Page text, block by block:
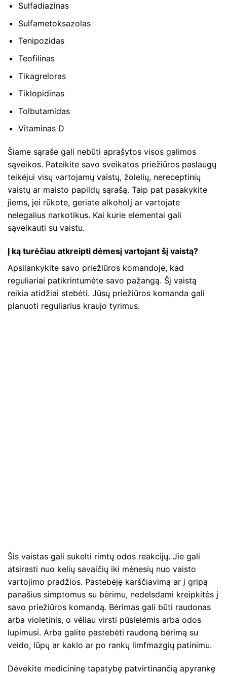
Sulfadiazinas
Sulfametoksazolas
Tenipozidas
Teofilinas
Tikagreloras
Tiklopidinas
Tolbutamidas
Vitaminas D
Šiame sąraše gali nebūti aprašytos visos galimos
sąveikos. Pateikite savo sveikatos priežiūros paslaugų
teikėjui visų vartojamų vaistų, žolelių, nereceptinių
vaistų ar maisto papildų sąrašą. Taip pat pasakykite
jiems, jei rūkote, geriate alkoholį ar vartojate
nelegalius narkotikus. Kai kurie elementai gali
sąveikauti su vaistu.
Į ką turėčiau atkreipti dėmesį vartojant šį vaistą?
Apsilankykite savo priežiūros komandoje, kad
reguliariai patikrintumėte savo pažangą. Šį vaistą
reikia atidžiai stebėti. Jūsų priežiūros komanda gali
planuoti reguliarius kraujo tyrimus.
Šis vaistas gali sukelti rimtų odos reakcijų. Jie gali
atsirasti nuo kelių savaičių iki mėnesių nuo vaisto
vartojimo pradžios. Pastebėję karščiavimą ar į gripą
panašius simptomus su bėrimu, nedelsdami kreipkitės į
savo priežiūros komandą. Bėrimas gali būti raudonas
arba violetinis, o vėliau virsti pūslelėmis arba odos
lupimusi. Arba galite pastebėti raudoną bėrimą su
veido, lūpų ar kaklo ar po rankų limfmazgių patinimu.
Dėvėkite medicininę tapatybę patvirtinančią apyrankę